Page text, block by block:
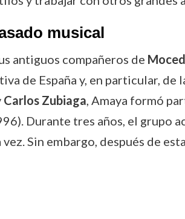
musical
antiguos compañeros de
de España y, en particular, de
Carlos Zubiaga, Amaya formó
Durante tres años, el grupo
Sin embargo, después de